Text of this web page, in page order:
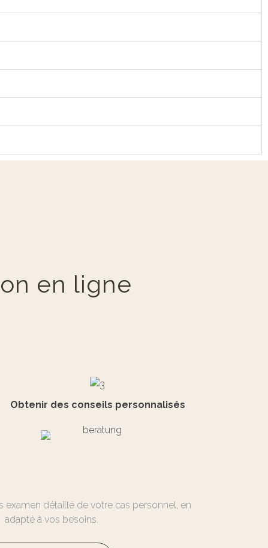
en ligne
Obtenir des conseils personnalisés
détaillé de votre cas personnel, en
à vos besoins.